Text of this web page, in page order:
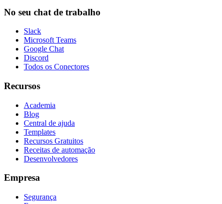
No seu chat de trabalho
Slack
Microsoft Teams
Google Chat
Discord
Todos os Conectores
Recursos
Academia
Blog
Central de ajuda
Templates
Recursos Gratuitos
Receitas de automação
Desenvolvedores
Empresa
Segurança